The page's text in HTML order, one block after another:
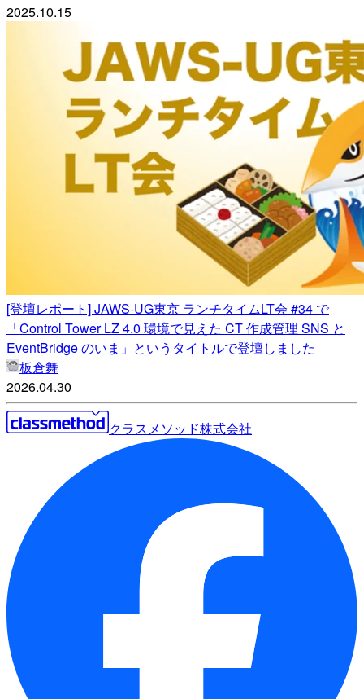
2025.10.15
[登壇レポート] JAWS-UG東京 ランチタイムLT会 #34 で
「Control Tower LZ 4.0 環境で見えた CT 作成管理 SNS と
EventBridge のいま」というタイトルで登壇しました
板倉舞
2026.04.30
クラスメソッド株式会社